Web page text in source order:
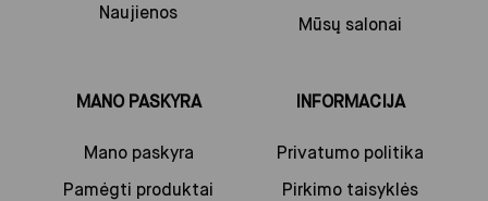
Naujienos
Mūsų salonai
MANO PASKYRA
Mano paskyra
Pamėgti produktai
INFORMACIJA
Privatumo politika
Pirkimo taisyklės